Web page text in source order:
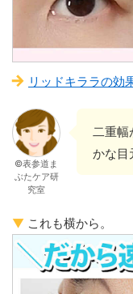
リッドキララの効
©表参道ま
ぶたケア研
究室
二重
かな目
▼ これも横から。